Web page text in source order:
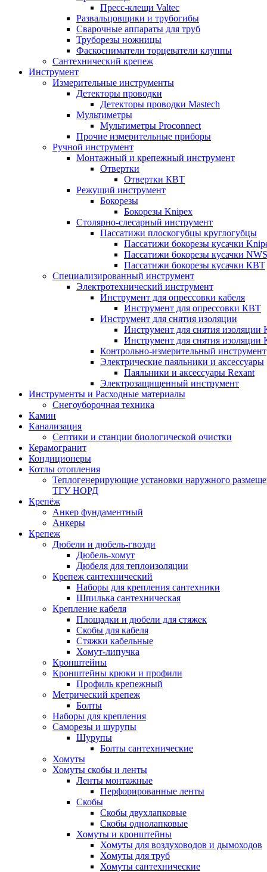
Пресс-клещи Valtec
Развальцовщики и трубогибы
Сварочные аппараты для труб
Труборезы ножницы
Фаскосниматели торцеватели клуппы
Сантехнический крепеж
Инструмент
Измерительные инструменты
Детекторы проводки
Детекторы проводки Mastech
Мультиметры
Мультиметры Proconnect
Прочие измерительные приборы
Ручной инструмент
Монтажный и крепежный инструмент
Отвертки
Отвертки КВТ
Режущий инструмент
Бокорезы
Бокорезы Knipex
Столярно-слесарный инструмент
Пассатижи плоскогубцы круглогубцы
Пассатижи бокорезы кусачки
Пассатижи бокорезы кусачки NWS
Пассатижи бокорезы кусачки КВТ
Специализированный инструмент
Электротехнический инструмент
Инструмент для опрессовки кабеля
Инструмент для опрессовки КВТ
Инструмент для снятия изоляции
Инструмент для снятия изоляции
Инструмент для снятия
Контрольно-измерительный инструмент
Электрические паяльники и аксессуары
Паяльники и аксессуары Rexant
Электрозащищенный инструмент
Инструменты и Расходные материалы
Снегоуборочная техника
Камин
Канализация
Септики и станции биологической очистки
Керамогранит
Кондиционеры
Котлы отопления
Теплогенерирующие установки наружного
ТГУ НОРД
Крепёж
Анкер фундаментный
Анкеры
Крепеж
Дюбели и дюбель-гвозди
Дюбель-хомут
Дюбеля для теплоизоляции
Крепеж сантехнический
Наборы для крепления сантехники
Шпилька сантехническая
Крепление кабеля
Площадки и дюбели для стяжек
Скобы для кабеля
Стяжки кабельные
Хомут-липучка
Кронштейны
Кронштейны крюки и профили
Профиль крепежный
Метрический крепеж
Болты
Наборы для крепления
Саморезы и шурупы
Шурупы
Болты сантехнические
Хомуты
Хомуты скобы и ленты
Ленты монтажные
Перфорированные ленты
Скобы
Скобы двухлапковые
Скобы однолапковые
Хомуты и кронштейны
Хомуты для воздуховодов и дымоходов
Хомуты для труб
Хомуты сантехнические